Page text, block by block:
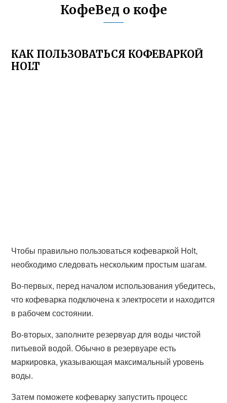
КофеВед о кофе
КАК ПОЛЬЗОВАТЬСЯ КОФЕВАРКОЙ
HOLT
Чтобы правильно пользоваться кофеваркой Holt,
необходимо следовать нескольким простым шагам.
Во-первых, перед началом использования убедитесь,
что кофеварка подключена к электросети и находится
в рабочем состоянии.
Во-вторых, заполните резервуар для воды чистой
питьевой водой. Обычно в резервуаре есть
маркировка, указывающая максимальный уровень
воды.
Затем поможете кофеварку запустить процесс